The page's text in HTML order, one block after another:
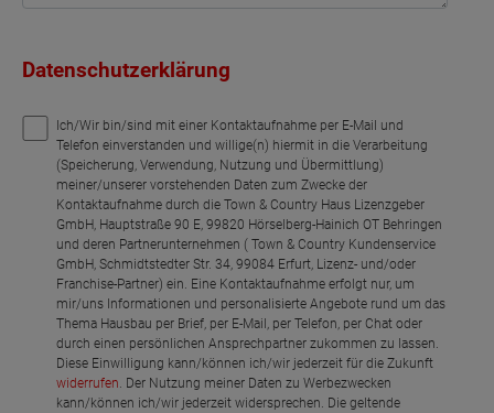
Datenschutzerklärung
Ich/Wir bin/sind mit einer Kontaktaufnahme per E-Mail und
Telefon einverstanden und willige(n) hiermit in die Verarbeitung
(Speicherung, Verwendung, Nutzung und Übermittlung)
meiner/unserer vorstehenden Daten zum Zwecke der
Kontaktaufnahme durch die Town & Country Haus Lizenzgeber
GmbH, Hauptstraße 90 E, 99820 Hörselberg-Hainich OT Behringen
und deren Partnerunternehmen ( Town & Country Kundenservice
GmbH, Schmidtstedter Str. 34, 99084 Erfurt, Lizenz- und/oder
Franchise-Partner) ein. Eine Kontaktaufnahme erfolgt nur, um
mir/uns Informationen und personalisierte Angebote rund um das
Thema Hausbau per Brief, per E-Mail, per Telefon, per Chat oder
durch einen persönlichen Ansprechpartner zukommen zu lassen.
Diese Einwilligung kann/können ich/wir jederzeit für die Zukunft
widerrufen. Der Nutzung meiner Daten zu Werbezwecken
kann/können ich/wir jederzeit widersprechen. Die geltende